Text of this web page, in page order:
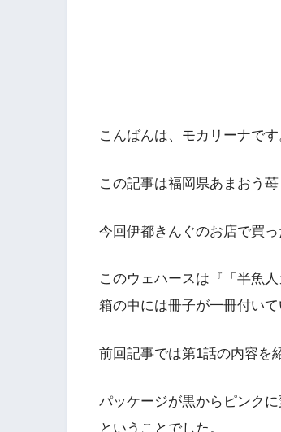
こんばんは、モカリーナです
この記事は福岡県あまおう
今回伊都きんぐのお店で買
このウェハースは『「半魚
箱の中には冊子が一冊付いて
前回記事では第1話の内容を
パッケージが黒からピンク
ということでした。